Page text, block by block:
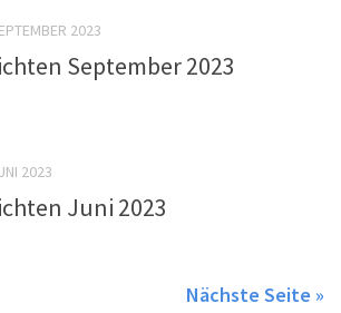
2023
September 2023
2023
Juni 2023
Nächste Seite »